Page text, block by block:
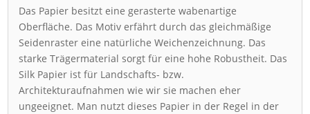
Das Papier besitzt eine gerasterte wabenartige
Oberfläche. Das Motiv erfährt durch das gleichmäßige
Seidenraster eine natürliche Weichenzeichnung. Das
starke Trägermaterial sorgt für eine hohe Robustheit. Das
Silk Papier ist für Landschafts- bzw.
Architekturaufnahmen wie wir sie machen eher
ungeeignet. Man nutzt dieses Papier in der Regel in der